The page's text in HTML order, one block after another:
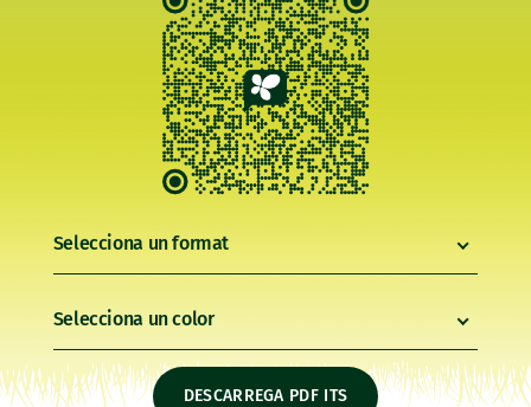
Selecciona un format
Selecciona un color
DESCARREGA PDF ITS